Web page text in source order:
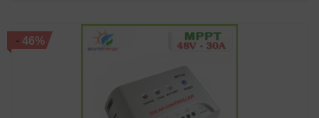
-46%